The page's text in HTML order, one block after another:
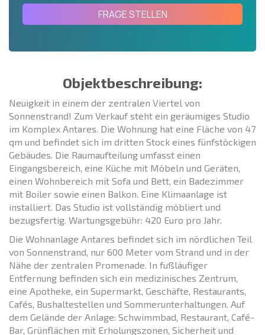
FRAGE STELLEN
Objektbeschreibung:
Neuigkeit in einem der zentralen Viertel von
Sonnenstrand! Zum Verkauf steht ein geräumiges Studio
im Komplex Antares. Die Wohnung hat eine Fläche von 47
qm und befindet sich im dritten Stock eines fünfstöckigen
Gebäudes. Die Raumaufteilung umfasst einen
Eingangsbereich, eine Küche mit Möbeln und Geräten,
einen Wohnbereich mit Sofa und Bett, ein Badezimmer
mit Boiler sowie einen Balkon. Eine Klimaanlage ist
installiert. Das Studio ist vollständig möbliert und
bezugsfertig. Wartungsgebühr: 420 Euro pro Jahr.
Die Wohnanlage Antares befindet sich im nördlichen Teil
von Sonnenstrand, nur 600 Meter vom Strand und in der
Nähe der zentralen Promenade. In fußläufiger
Entfernung befinden sich ein medizinisches Zentrum,
eine Apotheke, ein Supermarkt, Geschäfte, Restaurants,
Cafés, Bushaltestellen und Sommerunterhaltungen. Auf
dem Gelände der Anlage: Schwimmbad, Restaurant, Café-
Bar, Grünflächen mit Erholungszonen, Sicherheit und